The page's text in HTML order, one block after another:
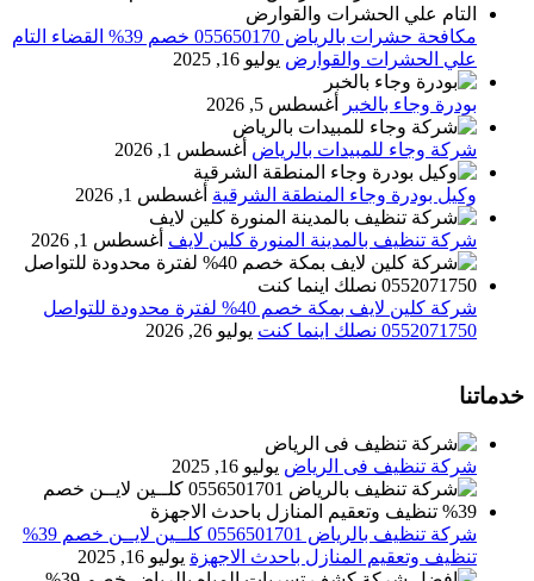
مكافحة حشرات بالرياض 055650170 خصم 39% القضاء التام
علي الحشرات والقوارض يوليو 16, 2025
بودرة وجاء بالخبر أغسطس 5, 2026
شركة وجاء للمبيدات بالرياض أغسطس 1, 2026
وكيل بودرة وجاء المنطقة الشرقية أغسطس 1, 2026
شركة تنظيف بالمدينة المنورة كلين لايف أغسطس 1, 2026
شركة كلين لايف بمكة خصم 40% لفترة محدودة للتواصل
0552071750 نصلك اينما كنت
يوليو 26, 2026
خدماتنا
شركة تنظيف فى الرياض يوليو 16, 2025
شركة تنظيف بالرياض 0556501701 كلــين لايــن خصم 39%
تنظيف وتعقيم المنازل باحدث الاجهزة يوليو 16, 2025